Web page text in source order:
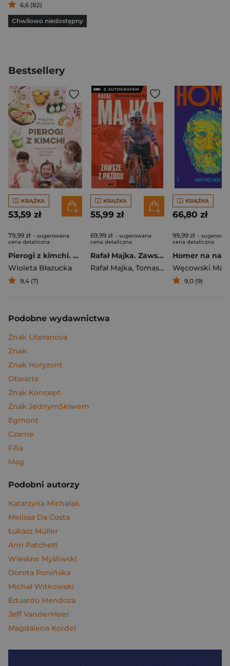
6,6 (82)
Chwilowo niedostępny
Bestsellery
KSIĄŻKA
53,59 zł
79,99 zł - sugerowana
cena detaliczna
Pierogi z kimchi. Moje ulubione azjatyckie przepisy
Wioleta Błazucka
9,4 (7)
KSIĄŻKA
55,99 zł
69,99 zł - sugerowana
cena detaliczna
Rafał Majka. Zawsze z przodu. Rozmawia Tomasz Kalemba - książka z autografem
Rafał Majka, Tomasz Kalemba
KSIĄŻKA
66,80 zł
99,99 zł -
cena detaliczna
Węcowski
9,0 (9)
Podobne wydawnictwa
Znak Literanova
Znak
Znak Horyzont
Otwarte
Znak Koncept
Znak JednymSłowem
Egmont
Czarne
Filia
Mag
Podobni autorzy
Katarzyna Michalak
Melissa Da Costa
Łukasz Müller
Ann Patchett
Wiesław Myśliwski
Dorota Ponińska
Michał Witkowski
Eduardo Mendoza
Jeff VanderMeer
Magdalena Kordel